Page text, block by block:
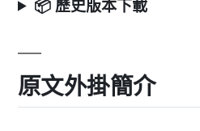
📦 歷史版本下載
原文外掛簡介